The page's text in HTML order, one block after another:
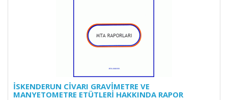
İSKENDERUN CİVARI GRAVİMETRE VE
MANYETOMETRE ETÜTLERİ HAKKINDA RAPOR